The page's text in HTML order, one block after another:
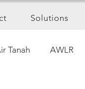
Solutions
Tanah AWLR